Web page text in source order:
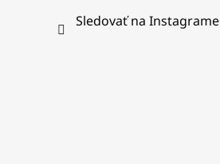
Sledovať na Instagrame